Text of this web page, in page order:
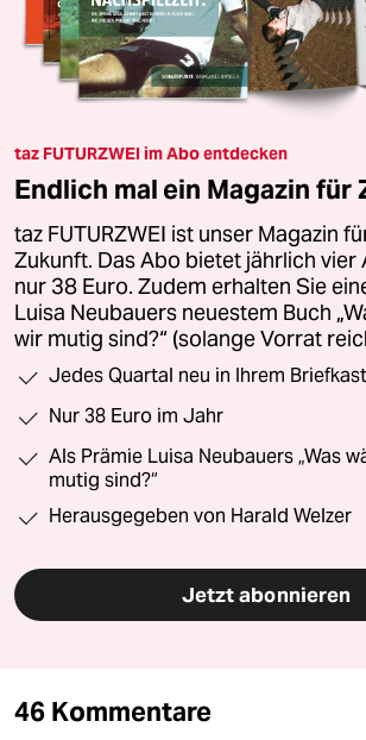
taz FUTURZWEI im Abo entdecken
Endlich mal ein Magazin für
taz FUTURZWEI ist unser Magazin
Zukunft. Das Abo bietet jährlich vier
nur 38 Euro. Zudem erhalten Sie
Luisa Neubauers neuestem Buch
wir mutig sind?“ (solange Vorrat
Jedes Quartal neu in Ihrem
Nur 38 Euro im Jahr
Als Prämie Luisa Neubauers „Was
mutig sind?“
Herausgegeben von Harald Welzer
Jetzt abonnieren
46 Kommentare